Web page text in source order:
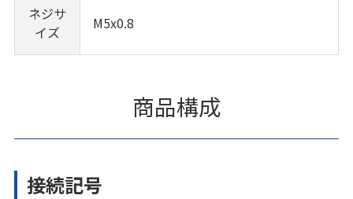
ネジサ
イズ
M5x0.8
商品構成
接続記号